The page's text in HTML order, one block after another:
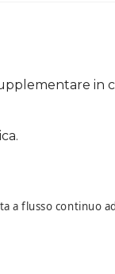
in
a flusso continuo